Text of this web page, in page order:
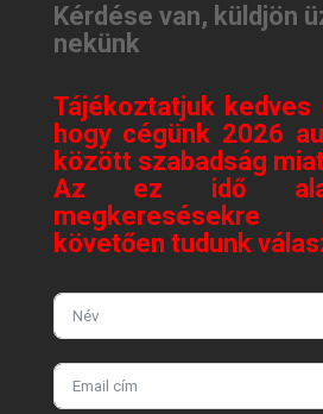
Kérdése van, küldjön
nekünk
Tájékoztatjuk kedves
hogy cégünk 2026
között szabadság
Az ez idő
követően tudunk